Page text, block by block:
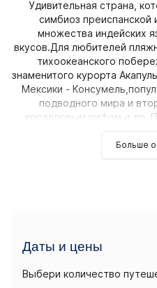
Удивительная страна,
симбиоз преиспанской
множества индейских
вкусов.Для любителей
тихоокеанского
знаменитого курорта
Мексики -
подводного мира и
коралловым рифом и др.
Больше
Даты и цены
Выбери количество